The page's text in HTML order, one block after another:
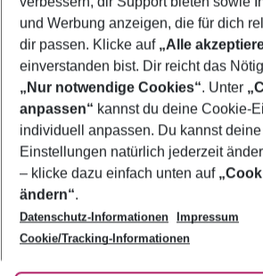
Footer
Footer navigation
Über uns
AGB
Bestpreisgarantie
Cookie-Einstellungen ändern
Cookie-Richtlinie
Agenturbetreuung
Barrierefreies Reisen
Folge uns
und Werbung anzeigen, die für dich
dir passen. Klicke auf „Alle
einverstanden bist. Dir reicht das
„Nur notwendige Cookies“. Unter
anpassen“ kannst du deine Cookie-
individuell anpassen. Du kannst
Einstellungen natürlich jederzeit
– klicke dazu einfach unten auf
ändern“.
Datenschutz-Informationen
Impressum
Cookie/Tracking-Informationen